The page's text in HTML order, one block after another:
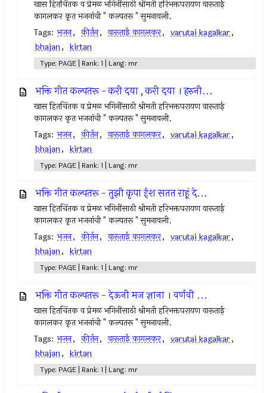
खास हितचिंतक व प्रेमळ भगिनींसाठी श्रीमती हरिभक्तपरायण वारूताई
कागलकर कृत भजनांची " कल्पतरू " सुमनावली.
Tags: भजन, कीर्तन, वारूताई कागलकर, varutai kagalkar,
bhajan, kirtan
Type: PAGE | Rank: 1 | Lang: mr
भक्ति गीत कल्पतरू - करी दया , करी दया । हरुनी...
खास हितचिंतक व प्रेमळ भगिनींसाठी श्रीमती हरिभक्तपरायण वारूताई
कागलकर कृत भजनांची " कल्पतरू " सुमनावली.
Tags: भजन, कीर्तन, वारूताई कागलकर, varutai kagalkar,
bhajan, kirtan
Type: PAGE | Rank: 1 | Lang: mr
भक्ति गीत कल्पतरू - तुझी कृपा ईश सतत राहूं दे...
खास हितचिंतक व प्रेमळ भगिनींसाठी श्रीमती हरिभक्तपरायण वारूताई
कागलकर कृत भजनांची " कल्पतरू " सुमनावली.
Tags: भजन, कीर्तन, वारूताई कागलकर, varutai kagalkar,
bhajan, kirtan
Type: PAGE | Rank: 1 | Lang: mr
भक्ति गीत कल्पतरू - देऊनी मज ज्ञाना । वर्णवी ...
खास हितचिंतक व प्रेमळ भगिनींसाठी श्रीमती हरिभक्तपरायण वारूताई
कागलकर कृत भजनांची " कल्पतरू " सुमनावली.
Tags: भजन, कीर्तन, वारूताई कागलकर, varutai kagalkar,
bhajan, kirtan
Type: PAGE | Rank: 1 | Lang: mr